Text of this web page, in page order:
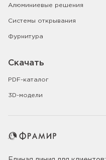
Алюминиевые решения
Системы открывания
Фурнитура
Скачать
PDF-каталог
3D-модели